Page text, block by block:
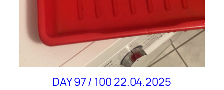
DAY 97 / 100 22.04.2025